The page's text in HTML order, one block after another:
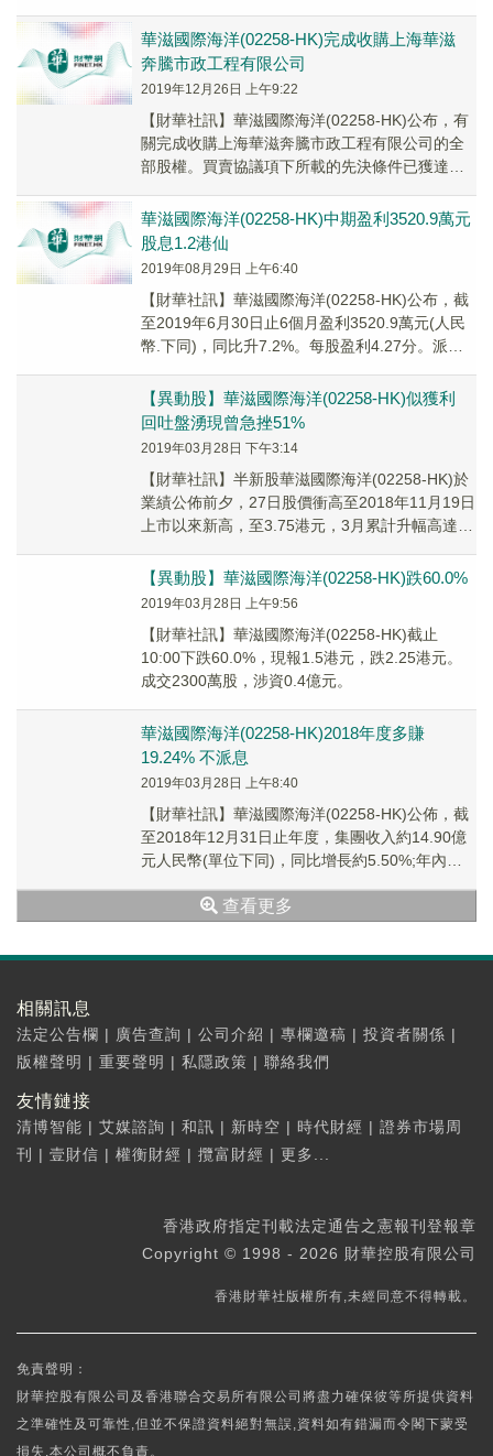
華滋國際海洋(02258-HK)完成收購上海華滋
奔騰市政工程有限公司
2019年12月26日 上午9:22
【財華社訊】華滋國際海洋(02258-HK)公布，有
關完成收購上海華滋奔騰市政工程有限公司的全
部股權。買賣協議項下所載的先決條件已獲達成
華滋國際海洋(02258-HK)中期盈利3520.9萬元
股息1.2港仙
2019年08月29日 上午6:40
【財華社訊】華滋國際海洋(02258-HK)公布，截
至2019年6月30日止6個月盈利3520.9萬元(人民
幣.下同)，同比升7.2%。每股盈利4.27分。派中
【異動股】華滋國際海洋(02258-HK)似獲利
回吐盤湧現曾急挫51%
2019年03月28日 下午3:14
【財華社訊】半新股華滋國際海洋(02258-HK)於
業績公佈前夕，27日股價衝高至2018年11月19日
上市以來新高，至3.75港元，3月累計升幅高達
【異動股】華滋國際海洋(02258-HK)跌60.0%
2019年03月28日 上午9:56
【財華社訊】華滋國際海洋(02258-HK)截止
10:00下跌60.0%，現報1.5港元，跌2.25港元。
成交2300萬股，涉資0.4億元。
華滋國際海洋(02258-HK)2018年度多賺
19.24% 不派息
2019年03月28日 上午8:40
【財華社訊】華滋國際海洋(02258-HK)公佈，截
至2018年12月31日止年度，集團收入約14.90億
元人民幣(單位下同)，同比增長約5.50%;年內利
查看更多
相關訊息
法定公告欄 | 廣告查詢 | 公司介紹 | 專欄邀稿 | 投資者關係 |
版權聲明 | 重要聲明 | 私隱政策 | 聯絡我們
友情鏈接
清博智能 | 艾媒諮詢 | 和訊 | 新時空 | 時代財經 | 證券市場周
刊
| 壹財信 | 權衡財經 | 攬富財經 | 更多...
香港政府指定刊載法定通告之憲報刊登報章
Copyright © 1998 - 2026 財華控股有限公司
香港財華社版權所有,未經同意不得轉載。
免責聲明：
財華控股有限公司及香港聯合交易所有限公司將盡力確保彼等所提供資料
之準確性及可靠性,但並不保證資料絕對無誤,資料如有錯漏而令閣下蒙受
損失,本公司概不負責。